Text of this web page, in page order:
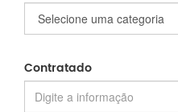
Contratado